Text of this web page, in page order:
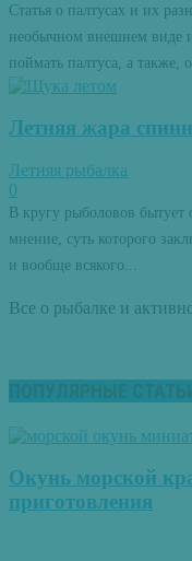
Статья о палтусах и их
необычном внешнем виде
поймать палтуса, а также,
Летняя жара
Летняя рыбалка
0
В кругу рыболовов
мнение, суть которого
и вообще всякого...
Все о рыбалке и
ПОПУЛЯРНЫЕ
Окунь морской
приготовления